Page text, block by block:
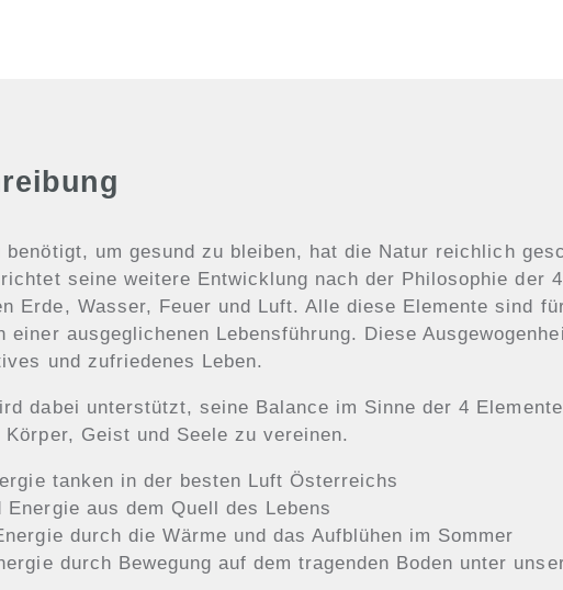
um gesund zu bleiben, hat die Natur reichlich
seine weitere Entwicklung nach der Philosophie der
Erde, Wasser, Feuer und Luft. Alle diese Elemente sind
einer ausgeglichenen Lebensführung. Diese
und zufriedenes Leben.
dabei unterstützt, seine Balance im Sinne der 4
Geist und Seele zu vereinen.
tanken in der besten Luft Österreichs
aus dem Quell des Lebens
durch die Wärme und das Aufblühen im Sommer
durch Bewegung auf dem tragenden Boden unter